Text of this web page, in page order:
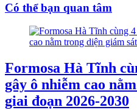
Có thể bạn quan tâm
Formosa Hà Tĩnh
gây ô nhiễm cao
giai đoạn 2026-2030